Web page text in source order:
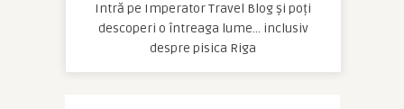
Intră pe Imperator Travel Blog și poți
descoperi o întreaga lume… inclusiv
despre pisica Riga